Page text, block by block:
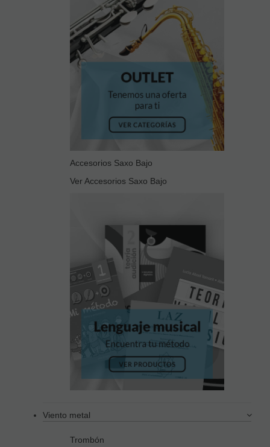
Accesorios Saxo Bajo
Ver Accesorios Saxo Bajo
Viento metal
Trombón